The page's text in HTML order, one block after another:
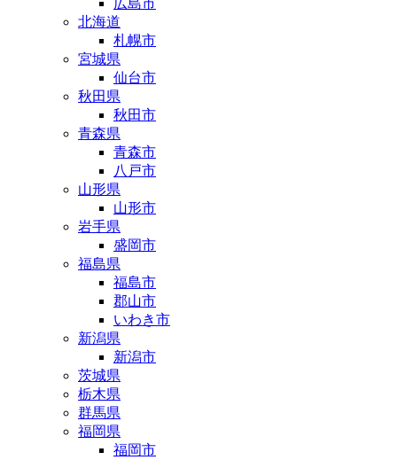
広島市
北海道
札幌市
宮城県
仙台市
秋田県
秋田市
青森県
青森市
八戸市
山形県
山形市
岩手県
盛岡市
福島県
福島市
郡山市
いわき市
新潟県
新潟市
茨城県
栃木県
群馬県
福岡県
福岡市